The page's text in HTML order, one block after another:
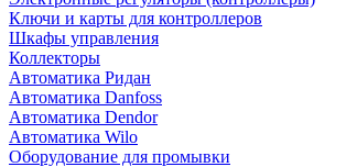
Ключи и карты для контроллеров
Шкафы управления
Коллекторы
Автоматика Ридан
Автоматика Danfoss
Автоматика Dendor
Автоматика Wilo
Оборудование для промывки